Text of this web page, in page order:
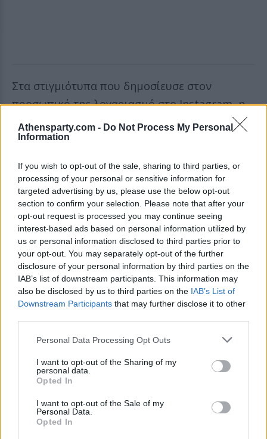
Athensparty.com - Do Not Process My Personal
Information
If you wish to opt-out of the sale, sharing to third parties, or
processing of your personal or sensitive information for
targeted advertising by us, please use the below opt-out
section to confirm your selection. Please note that after your
opt-out request is processed you may continue seeing
interest-based ads based on personal information utilized by
us or personal information disclosed to third parties prior to
your opt-out. You may separately opt-out of the further
disclosure of your personal information by third parties on the
IAB’s list of downstream participants. This information may
also be disclosed by us to third parties on the IAB’s List of
Downstream Participants that may further disclose it to other
Personal Data Processing Opt Outs
I want to opt-out of the Sharing of my
personal data.
Opted In
I want to opt-out of the Sale of my
Personal Data.
Opted In
Στα στιγμιότυπα που δημοσίευσε στον
προσωπικό της λογαριασμό στο Instagram, η
Λότι Μος εμφανίζεται να φορά έναν μαύρο
κορσέ, δερμάτινο μαύρο κολάν και ψηλές
Το κόνσεπτ φαίνεται να παραπέμπει στη
δημοφιλή ταινία «Barb Wire», όπου και
πρωταγωνίστησε η ηθοποιός το 1996.
Χάλογουιν - Δείτε φωτογραφίες
Η Πάμελα Άντερσον στην ταινία «Βarb Wire»